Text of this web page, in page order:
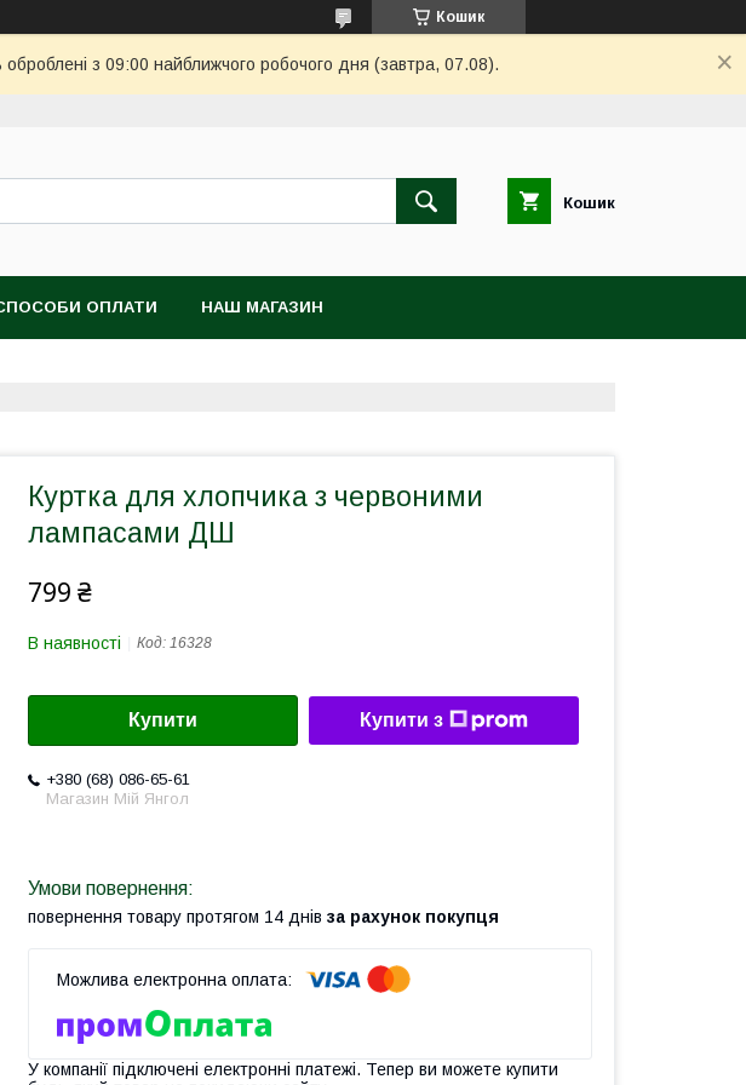
Кошик
з 09:00 найближчого робочого дня (завтра, 07.08).
Кошик
ОПЛАТИ НАШ МАГАЗИН
Куртка для хлопчика з червоними
лампасами ДШ
799 ₴
В наявності Код: 16328
Купити Купити з
+380 (68) 086-65-61
Магазин Мій Янгол
повернення товару протягом 14 днів за рахунок покупця
У компанії підключені електронні платежі. Тепер ви можете купити